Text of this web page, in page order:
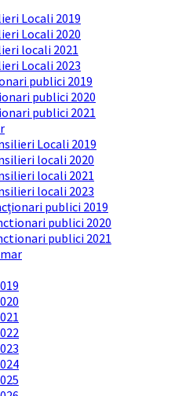
Locali 2019
Locali 2020
locali 2021
Locali 2023
publici 2019
publici 2020
publici 2021
Locali 2019
locali 2020
locali 2021
locali 2023
publici 2019
publici 2020
publici 2021